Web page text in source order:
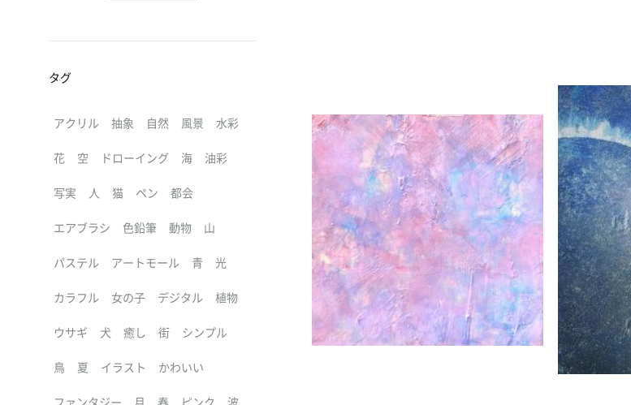
タグ
アクリル 抽象 自然 風景 水彩
花 空 ドローイング 海 油彩
写実 人 猫 ペン 都会
エアブラシ 色鉛筆 動物 山
パステル アートモール 青 光
カラフル 女の子 デジタル 植物
ウサギ 犬 癒し 街 シンプル
鳥 夏 イラスト かわいい
ファンタジー 月 春 ピンク 波